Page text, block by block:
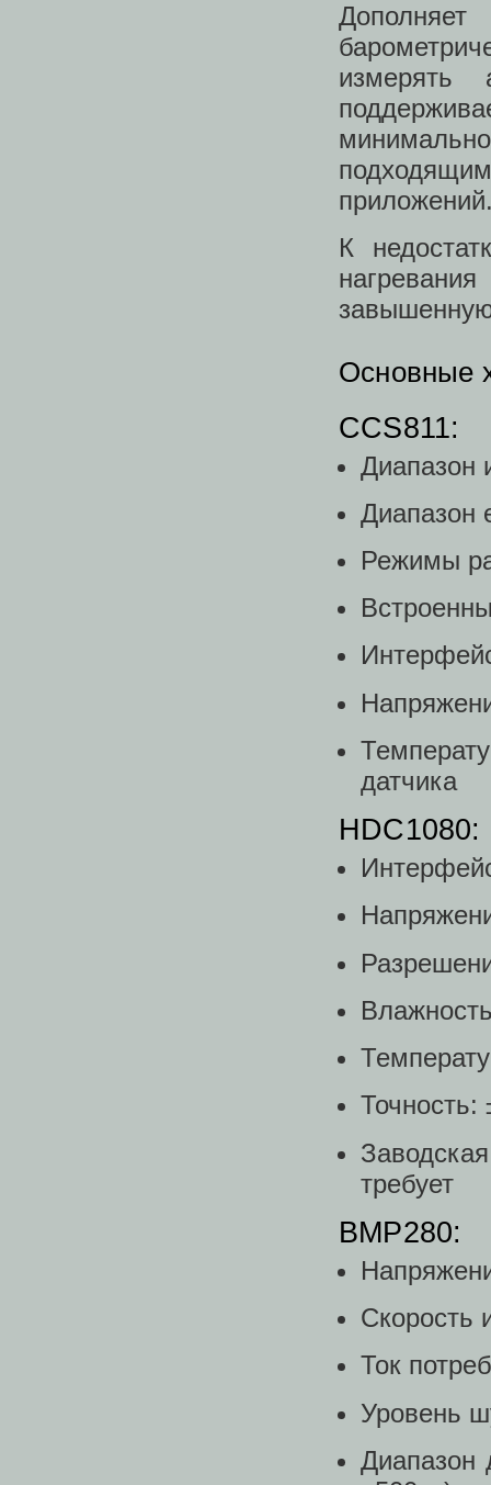
измерять
К
завышенную
Основные
CCS811:
Диапазон
Диапазон
Режимы
датчика
HDC1080:
Точность:
требует
BMP280:
Скорость
Ток
Уровень
Диапазон